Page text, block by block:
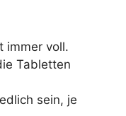
immer voll.
Tabletten
sein, je